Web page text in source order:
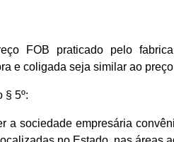
FOB praticado pelo
e coligada seja similar ao
§ 5º:
a sociedade empresária